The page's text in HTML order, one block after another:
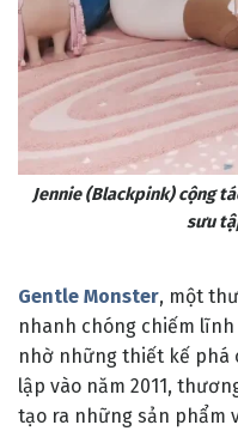
Jennie (Blackpink) cộng
sưu
Gentle Monster, một
nhanh chóng chiếm
nhờ những thiết kế phá
lập vào năm 2011,
tạo ra những sản phẩm